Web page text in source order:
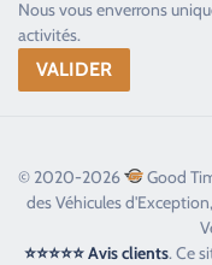
Nous vous enverrons
activités.
© 2020-2026 Good
des Véhicules
⭐⭐⭐⭐⭐ Avis clients. Ce